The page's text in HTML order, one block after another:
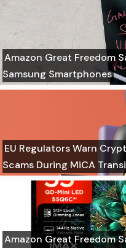
Amazon Great Freedom
Samsung Smartphones
EU Regulators Warn
Scams During MiCA
Amazon Great Freedom